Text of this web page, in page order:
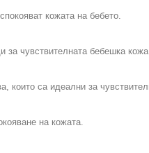
кожата на бебето.
чувствителната бебешка
които са идеални за
на кожата.